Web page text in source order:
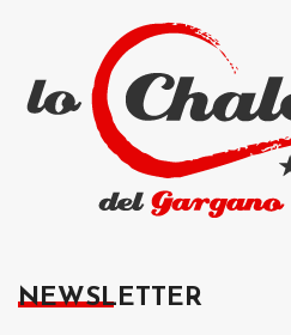
NEWSLETTER